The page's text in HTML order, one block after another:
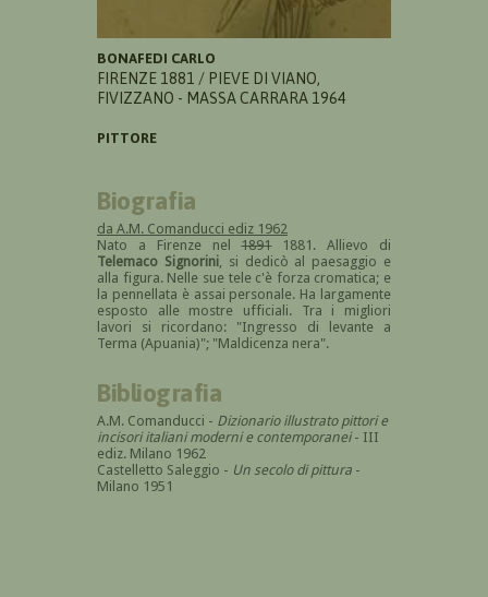
BONAFEDI CARLO
FIRENZE 1881 / PIEVE DI VIANO,
FIVIZZANO - MASSA CARRARA 1964
PITTORE
Biografia
da A.M. Comanducci ediz 1962
Nato a Firenze nel18911881. Allievo di
Telemaco Signorini, si dedicò al paesaggio e
alla figura. Nelle sue tele c'è forza cromatica; e
la pennellata è assai personale. Ha largamente
esposto alle mostre ufficiali. Tra i migliori
lavori si ricordano: "Ingresso di levante a
Terma (Apuania)"; "Maldicenza nera".
Bibliografia
A.M. Comanducci - Dizionario illustrato pittori e
incisori italiani moderni e contemporanei- III
ediz. Milano 1962
Castelletto Saleggio - Un secolo di pittura -
Milano 1951